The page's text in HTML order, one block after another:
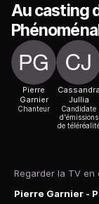
Regarder la TV en
Pierre Garnier -
Au casting
Pierre
Garnier
Chanteur
Cassandra
Jullia
Candidate
d'émissions
de